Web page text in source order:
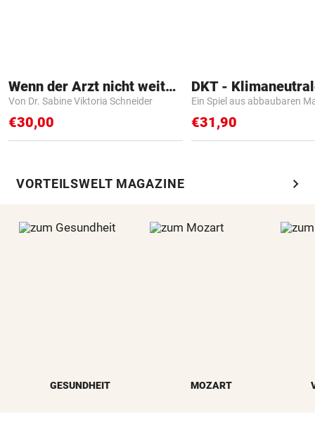
Wenn der Arzt nicht weiter weiß
Von Dr. Sabine Viktoria Schneider
€30,00
Ein Spiel aus abbaubaren
€31,90
VORTEILSWELT MAGAZINE chevron_right
GESUNDHEIT MOZART